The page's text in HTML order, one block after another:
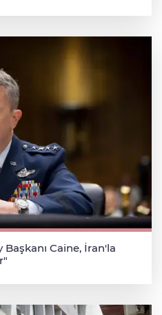
Caine, İran'la